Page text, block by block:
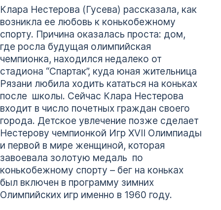
Клара Нестерова (Гусева) рассказала, как
возникла ее любовь к конькобежному
спорту. Причина оказалась проста: дом,
где росла будущая олимпийская
чемпионка, находился недалеко от
стадиона “Спартак”, куда юная жительница
Рязани любила ходить кататься на коньках
после школы. Сейчас Клара Нестерова
входит в число почетных граждан своего
города. Детское увлечение позже сделает
Нестерову чемпионкой Игр XVII Олимпиады
и первой в мире женщиной, которая
завоевала золотую медаль по
конькобежному спорту – бег на коньках
был включен в программу зимних
Олимпийских игр именно в 1960 году.